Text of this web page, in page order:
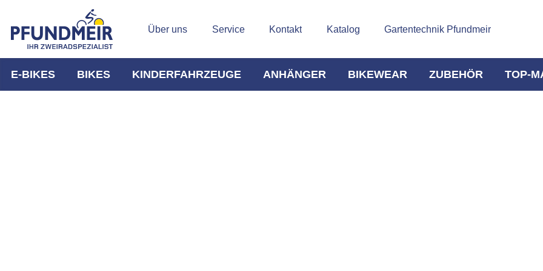
Über uns Service Kontakt Katalog Gartentechnik Pfundmeir
E-BIKES BIKES KINDERFAHRZEUGE ANHÄNGER BIKEWEAR ZUBEHÖR TOP-